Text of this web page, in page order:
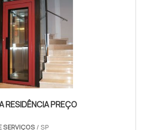
RESIDÊNCIA PREÇO
SERVIÇOS / SP